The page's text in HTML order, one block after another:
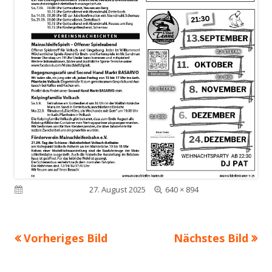
Veröffentlicht am27. August 2025
Volle
640 × 894
Vorheriges Bild Nächstes Bild